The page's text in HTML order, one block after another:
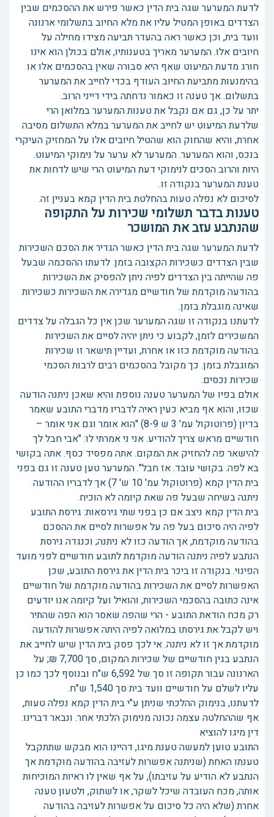
לדעת המערער שגה בית הדין כאשר פירש את ההסכמים שבין
הצדדים באופן המטיל עליו את מלא החיוב בתשלומי ארנונה
וועד בית, וכן כאשר ראה בהעדר תביעה מצידו מחילה על
חיובים אלו. המערער מאריך בטענותיו, אולם בכולן הוא אינו
חורג מדעת המיעוט שאף היא סבורה שאין בהסכמים אלו או
בהימנעות מתביעת החיוב העודף בכדי לחייב את המערער
בתשלום. אך טענה זו כאמור נדחתה בידי דייני הרוב.
יתר על כן, גם אם נקבל את טענות המערער במלואן הרי
שלדעת המיעוט יש לחייב את המערער במלא התשלום מסיבה
אחרת, והיא שהחוק הוא שהטיל חיובים אלו על המחזיק העיקרי
בנכס, והוא המערער. המערער לא ערער על נימוקי המיעוט.
היות והרוב הסכים לנימוקי דעת המיעוט הרי שיש לדחות את
טענת המערער בנקודה זו.
לסיכום לא נפלה טעות בהחלטת בית הדין קמא בעניין זה.
טענות בדבר תשלומי שכירות על התקופה
שהנתבע עזב את המושכר
לדעת המערער שגה בית הדין כאשר הגדיר את הסכם השכירות
שבין הצדדים כשכירות הקצובה בזמן. לדעתו ההסכמה שבעל
פה שהייתה בין הצדדים לפיה ניתן להפסיק את השכירות
בהודעה מוקדמת של חודשיים מגדירה את השכירות כשכירות
שאינה מוגבלת בזמן.
לדעתנו בנקודה זו שגה המערער שכן אין כל הגבלה על צדדים
המשכירים לזמן, לקבוע כי ניתן יהיה לסיים את השכירות
בהודעה מוקדמת כזו או אחרת, ועדיין תישאר זו שכירות
המוגבלת בזמן. כך מקובל בהסכמים רבים לרבות הסכמי
שכירות נכסים.
אולם בפיו של המערער טענה נוספת והיא שאכן ניתנה הודעה
שכזו, והוא אף מביא כעין ראיה לדבריו מדברי התובע שאמר
בדיון (פרוטוקול עמ' 3 ש 8-9) "הוא אומר וגם אני אומר –
חודשיים מראש צריך להודיע. אני ני אמרתי לו: "אבי חבל לך
להישאר פה להחזיק את המקום. אתה מפסיד כסף. אתה בקושי
בא לפה. בקושי עובד. אז חבל". המערער טען טענה זו גם בפני
בית הדין קמא (פרוטוקול עמ' 10 ש' 7) אך לדבריו ההודעה
ניתנה בשיחה שבעל פה שאת קיומה לא הוכיח.
בית הדין קמא ניצב אם כן בפני שתי גירסאות: גירסת התובע
לפיה היה סיכום בעל פה על אפשרות לסיים את ההסכם
בהודעה מוקדמת, אך הודעה כזו לא ניתנה; וכנגדה גירסת
הנתבע לפיה ניתנה הודעה מוקדמת לתובע חודשיים לפני מועד
הפינוי. בנקודה זו ביכר בית הדין את גירסת התובע, שכן
האפשרות לסיים את השכירות בהודעה מוקדמת של חודשיים
אינה כתובה בהסכמי השכירות, והואיל ועל קיומה אנו יודעים
רק מכח הודאת התובע - הרי שהפה שאסר הוא הפה שהתיר
ויש לקבל את גירסתו במלואה לפיה היתה אפשרות להודעה
מוקדמת אך זו לא ניתנה. אי לכך פסק בית הדין שיש לחייב את
הנתבע בגין חודשיים של שכירות המקום, סך 7,700 ₪; על
הארנונה עבור תקופה זו סך של 6,592 ש"ח ובנוסף לכך כמו כן
עליו לשלם על חודשיים וועד בית סך 1,540 ש"ח.
לדעתנו, בנימוק ההלכתי שניתן ע"י בית הדין קמא נפלה טעות,
אף שההחלטה עצמה נכונה מנימוק הלכתי אחר. ונבאר דברינו.
דין מיגו להוציא
התובע טוען למעשה טענת מיגו, דהיינו הוא מבקש שתתקבל
טענתו האחת (שניתנה אפשרות לעזיבה בהודעה מוקדמת אך
הנתבע לא הודיע על עזיבתו), על אף שאין לו ראיות המוכיחות
אותה, מכח העובדה שיכל לשקר, או לשתוק, ולטעון טענה
אחרת (שלא היה כל סיכום על אפשרות לעזיבה בהודעה